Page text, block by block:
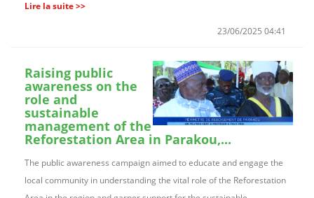
Lire la suite >>
23/06/2025 04:41
Raising public
awareness on the
role and
sustainable
management of the
Reforestation Area in Parakou,...
The public awareness campaign aimed to educate and engage the
local community in understanding the vital role of the Reforestation